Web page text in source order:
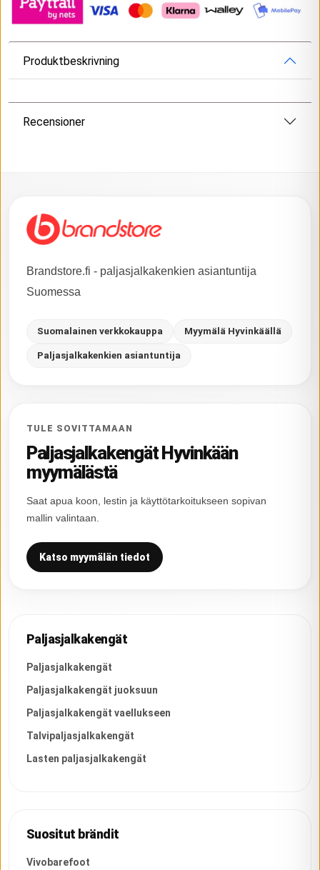
Produktbeskrivning
Recensioner
Brandstore.fi - paljasjalkakenkien asiantuntija
Suomessa
Suomalainen verkkokauppa Myymälä Hyvinkäällä
Paljasjalkakenkien asiantuntija
TULE SOVITTAMAAN
Paljasjalkakengät Hyvinkään
myymälästä
Saat apua koon, lestin ja käyttötarkoitukseen sopivan
mallin valintaan.
Katso myymälän tiedot
Paljasjalkakengät
Paljasjalkakengät
Paljasjalkakengät juoksuun
Paljasjalkakengät vaellukseen
Talvipaljasjalkakengät
Lasten paljasjalkakengät
Suositut brändit
Vivobarefoot